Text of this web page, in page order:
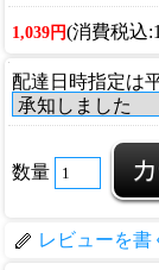
1,039円(消費税込
配達日時指定は
数量
レビューを書